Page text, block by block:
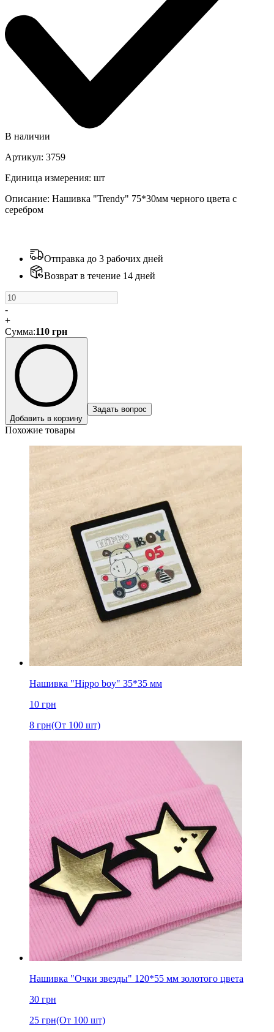
В наличии
Артикул: 3759
Единица измерения: шт
Описание: Нашивка "Trendy" 75*30мм черного цвета с
серебром
Отправка до 3 рабочих дней
Возврат в течение 14 дней
-
+
Сумма:110 грн
Добавить в корзину
Задать вопрос
Похожие товары
Нашивка "Hippo boy" 35*35 мм
10 грн
8 грн(От 100 шт)
Нашивка "Очки звезды" 120*55 мм золотого цвета
30 грн
25 грн(От 100 шт)